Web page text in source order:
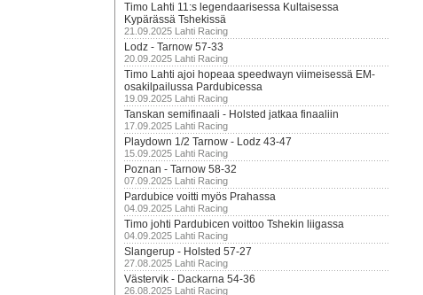
Timo Lahti 11:s legendaarisessa Kultaisessa
Kypärässä Tshekissä
21.09.2025 Lahti Racing
Lodz - Tarnow 57-33
20.09.2025 Lahti Racing
Timo Lahti ajoi hopeaa speedwayn viimeisessä EM-
osakilpailussa Pardubicessa
19.09.2025 Lahti Racing
Tanskan semifinaali - Holsted jatkaa finaaliin
17.09.2025 Lahti Racing
Playdown 1/2 Tarnow - Lodz 43-47
15.09.2025 Lahti Racing
Poznan - Tarnow 58-32
07.09.2025 Lahti Racing
Pardubice voitti myös Prahassa
04.09.2025 Lahti Racing
Timo johti Pardubicen voittoo Tshekin liigassa
04.09.2025 Lahti Racing
Slangerup - Holsted 57-27
27.08.2025 Lahti Racing
Västervik - Dackarna 54-36
26.08.2025 Lahti Racing